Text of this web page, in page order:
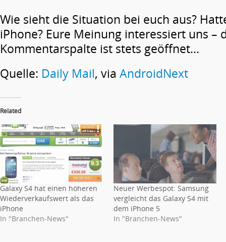
Wie sieht die Situation bei euch aus?
iPhone? Eure Meinung interessiert uns –
Kommentarspalte ist stets geöffnet…
Quelle: Daily Mail, via AndroidNext
Related
Galaxy S4 hat einen höheren
Wiederverkaufswert als das
iPhone
In "Branchen-News"
Neuer Werbespot: Samsung
vergleicht das Galaxy S4 mit
dem iPhone 5
In "Branchen-News"